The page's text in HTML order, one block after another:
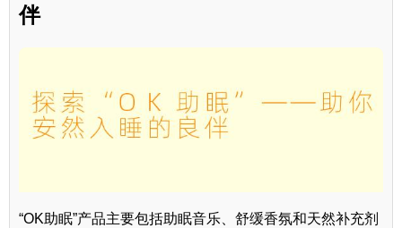
伴
“OK助眠”产品主要包括助眠音乐、舒缓香氛和天然补充剂